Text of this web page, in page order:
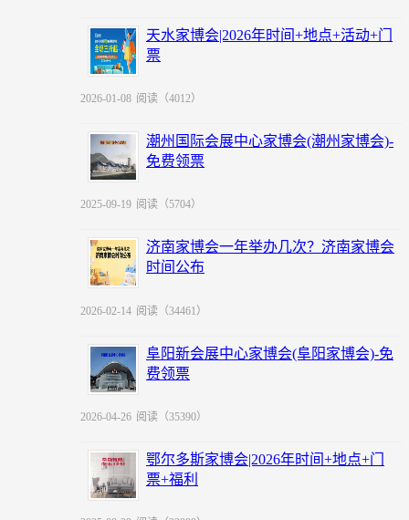
天水家博会|2026年时间+地点+活动+门
票
2026-01-08 阅读（4012）
潮州国际会展中心家博会(潮州家博会)-
免费领票
2025-09-19 阅读（5704）
济南家博会一年举办几次？济南家博会
时间公布
2026-02-14 阅读（34461）
阜阳新会展中心家博会(阜阳家博会)-免
费领票
2026-04-26 阅读（35390）
鄂尔多斯家博会|2026年时间+地点+门
票+福利